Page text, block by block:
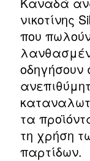
νικοτίνης
που
τα
τη χρήση
παρτίδων.